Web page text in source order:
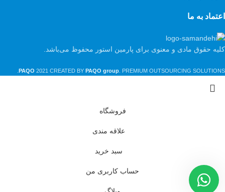
اعتماد به ما
کلیه حقوق مادی و معنوی برای پارمین استور محفوظ می‌باشد.
PAQO 2021 CREATED BY PAQO group . PREMIUM OUTSOURCING SOLUTIONS.
فروشگاه
علاقه مندی
سبد خرید
حساب کاربری من